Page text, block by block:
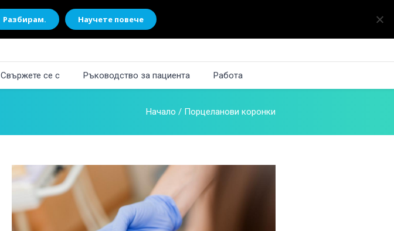
Свържете се с Ръководство за пациента Работа
Начало / Порцеланови коронки
Разбирам. Научете повече